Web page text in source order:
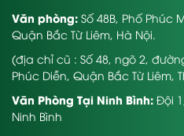
Văn phòng: Số 48B, Phố Phúc
Quận Bắc Từ Liêm, Hà Nội.
(địa chỉ cũ : Số 48, ngõ 2,
Phúc Diễn, Quận Bắc Từ Liêm,
Văn Phòng Tại Ninh Bình: Đội
Ninh Bình